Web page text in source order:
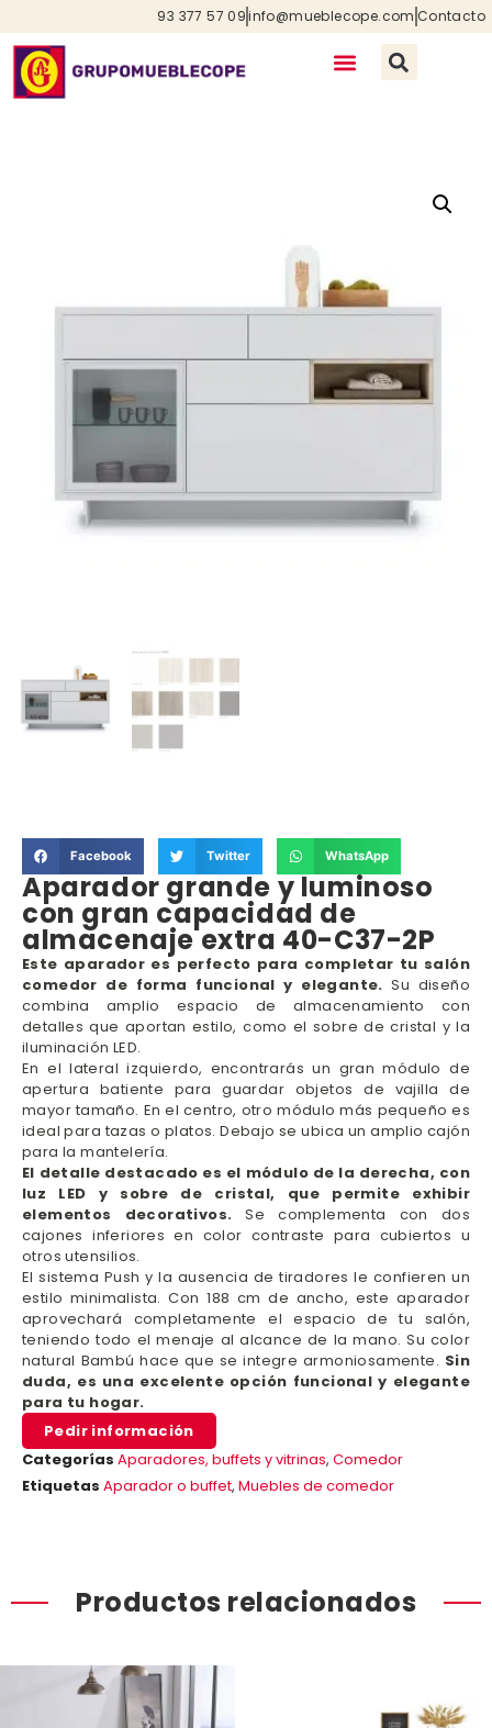
93 377 57 09info@mueblecope.com Contacto
Facebook Twitter WhatsApp
Aparador grande y luminoso
con gran capacidad de
almacenaje extra 40-C37-2P
Este aparador es perfecto para completar tu salón
comedor de forma funcional y elegante. Su diseño
combina amplio espacio de almacenamiento con
detalles que aportan estilo, como el sobre de cristal y la
iluminación LED.
En el lateral izquierdo, encontrarás un gran módulo de
apertura batiente para guardar objetos de vajilla de
mayor tamaño. En el centro, otro módulo más pequeño es
ideal para tazas o platos. Debajo se ubica un amplio cajón
para la mantelería.
El detalle destacado es el módulo de la derecha, con
luz LED y sobre de cristal, que permite exhibir
elementos decorativos. Se complementa con dos
cajones inferiores en color contraste para cubiertos u
otros utensilios.
El sistema Push y la ausencia de tiradores le confieren un
estilo minimalista. Con 188 cm de ancho, este aparador
aprovechará completamente el espacio de tu salón,
teniendo todo el menaje al alcance de la mano. Su color
natural Bambú hace que se integre armoniosamente. Sin
duda, es una excelente opción funcional y elegante
para tu hogar.
Pedir información
Categorías Aparadores, buffets y vitrinas, Comedor
Etiquetas Aparador o buffet, Muebles de comedor
Productos relacionados